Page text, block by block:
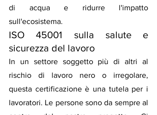
di acqua e ridurre l'impatto
sull'ecosistema.
ISO 45001 sulla salute e
sicurezza del lavoro
In un settore soggetto più di altri al
rischio di lavoro nero o irregolare,
questa certificazione è una tutela per i
lavoratori. Le persone sono da sempre al